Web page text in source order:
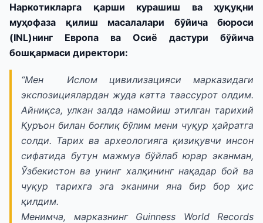
Наркотикларга қарши курашиш ва ҳуқуқни
муҳофаза қилиш масалалари бўйича бюроси
(INL)нинг Европа ва Осиё дастури бўйича
бошқармаси директори:
“Мен Ислом цивилизацияси марказидаги
экспозициялардан жуда катта таассурот олдим.
Айниқса, улкан залда намойиш этилган тарихий
Қуръон билан боғлиқ бўлим мени чуқур ҳайратга
солди. Тарих ва археологияга қизиқувчи инсон
сифатида бутун мажмуа бўйлаб юрар эканман,
Ўзбекистон ва унинг халқининг нақадар бой ва
чуқур тарихга эга эканини яна бир бор ҳис
қилдим.
Менимча, марказнинг Guinness World Records